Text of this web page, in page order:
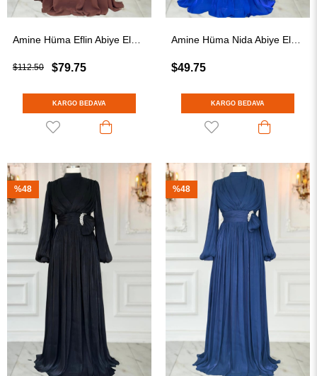
$79.75
$112.50
KARGO BEDAVA
$49.75
KARGO BEDAVA
%48 %48